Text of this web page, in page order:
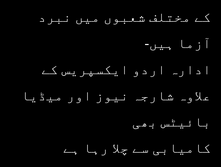
کے مختلف شعبوں میں نبرد
آزما ہیں-
ادارہ اردو ایکسپریس کے
علاوہ شارجہ نیوز اور میڈیا
بائیٹس بھی
کامیابی سے چلا رہا ہے